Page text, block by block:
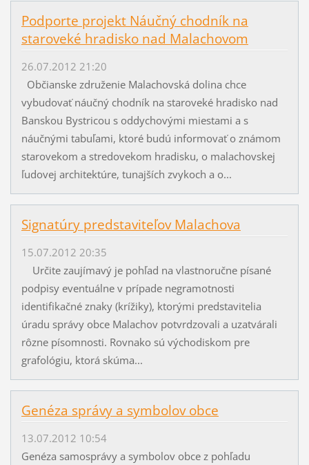
Podporte projekt Náučný chodník na
staroveké hradisko nad Malachovom
26.07.2012 21:20
Občianske združenie Malachovská dolina chce
vybudovať náučný chodník na staroveké hradisko nad
Banskou Bystricou s oddychovými miestami a s
náučnými tabuľami, ktoré budú informovať o známom
starovekom a stredovekom hradisku, o malachovskej
ľudovej architektúre, tunajších zvykoch a o...
Signatúry predstaviteľov Malachova
15.07.2012 20:35
Určite zaujímavý je pohľad na vlastnoručne písané
podpisy eventuálne v prípade negramotnosti
identifikačné znaky (krížiky), ktorými predstavitelia
úradu správy obce Malachov potvrdzovali a uzatvárali
rôzne písomnosti. Rovnako sú východiskom pre
grafológiu, ktorá skúma...
Genéza správy a symbolov obce
13.07.2012 10:54
Genéza samosprávy a symbolov obce z pohľadu